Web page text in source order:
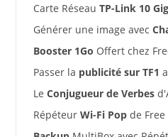
Carte Réseau TP-Link 10
Générer une image avec
Booster 1Go Offert chez
Passer la publicité sur TF1
Le Conjugueur de Verbes
Répéteur Wi-Fi Popde Free